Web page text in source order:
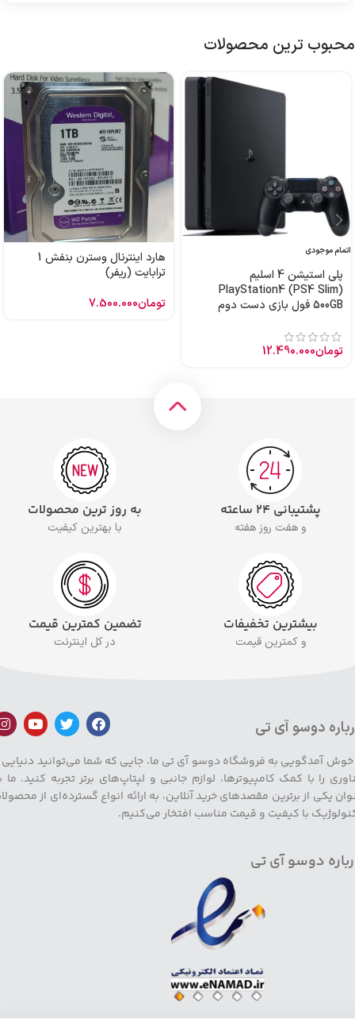
محبوب ترین محصولات
اتمام موجودی
پلی استیشن 4 اسلیم
PlayStation4 (PS4 Slim)
500GB فول بازی دست دوم
تومان12.490.000
هارد اینترنال وسترن بنفش 1
ترابایت (ریفر)
تومان7.500.000
پشتیبانی ۲۴ ساعته
و هفت روز هفته
به روز ترین محصولات
با بهترین کیفیت
بیشترین تخفیفات
و کمترین قیمت
تضمین کمترین قیمت
در کل اینترنت
دوسو آی تی
خوش آمدگویی به فروشگاه دوسو آی تی ما، جایی که شما می‌توانید دنیایی
را با کمک کامپیوترها، لوازم جانبی و لپتاپ‌های برتر تجربه کنید. ما
یکی از برترین مقصدهای خرید آنلاین، به ارائه انواع گسترده‌ای از
با کیفیت و قیمت مناسب افتخار می‌کنیم.
دوسو آی تی